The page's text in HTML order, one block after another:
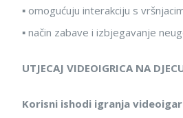
▪ omogućuju interakciju s
▪ način zabave i izbjegavanje
UTJECAJ VIDEOIGRICA NA
Korisni ishodi igranja